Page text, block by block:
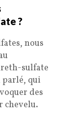
?
nous
sulfate
parlé, qui
des
chevelu.